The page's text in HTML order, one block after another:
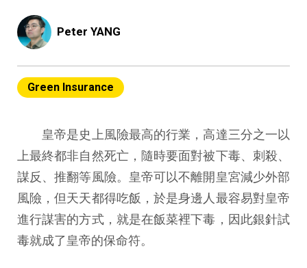
Peter YANG
Green Insurance
皇帝是史上風險最高的行業，高達三分之一以
上最終都非自然死亡，隨時要面對被下毒、刺殺、
謀反、推翻等風險。皇帝可以不離開皇宮減少外部
風險，但天天都得吃飯，於是身邊人最容易對皇帝
進行謀害的方式，就是在飯菜裡下毒，因此銀針試
毒就成了皇帝的保命符。